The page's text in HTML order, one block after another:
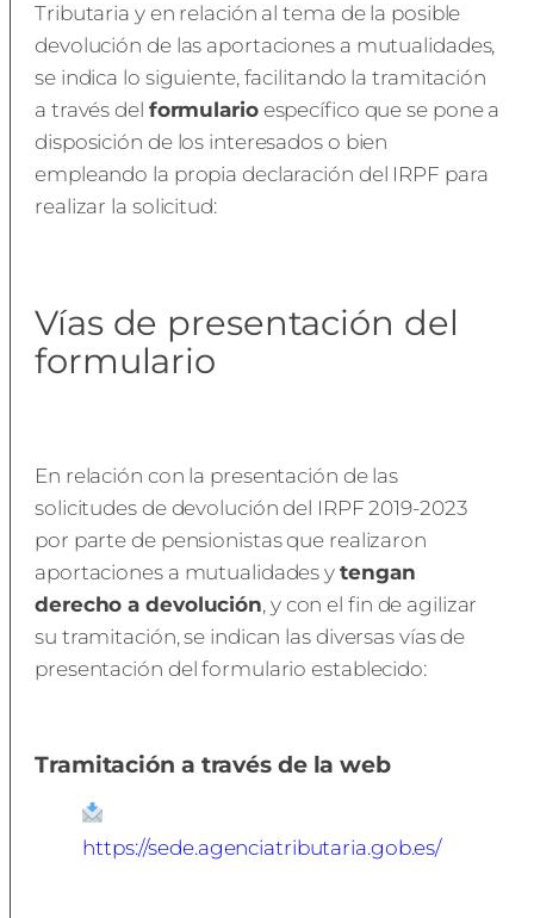
Tributaria y en relación al tema de la posible
devolución de las aportaciones a mutualidades,
se indica lo siguiente, facilitando la tramitación
a través del formularioespecífico que se pone a
disposición de los interesados o bien
empleando la propia declaración del IRPF para
realizar la solicitud:
Vías de presentación del
formulario
En relación con la presentación de las
solicitudes de devolución del IRPF 2019-2023
por parte de pensionistas que realizaron
aportaciones a mutualidades y tengan
derecho a devolución, y con el fin de agilizar
su tramitación, se indican las diversas vías de
presentación del formulario establecido:
Tramitación a través de la web
https://sede.agenciatributaria.gob.es/